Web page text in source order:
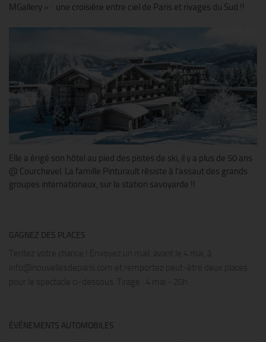
MGallery » : une croisière entre ciel de Paris et rivages du Sud !!
Elle a érigé son hôtel au pied des pistes de ski, il y a plus de 50 ans
@ Courchevel. La famille Pinturault résiste à l’assaut des grands
groupes internationaux, sur la station savoyarde !!
GAGNEZ DES PLACES
Tentez votre chance ! Envoyez un mail, avant le 4 mai, à
info@nouvellesdeparis.com et remportez peut-être deux places
pour le spectacle ci-dessous. Tirage : 4 mai - 20h
ÉVÉNEMENTS AUTOMOBILES